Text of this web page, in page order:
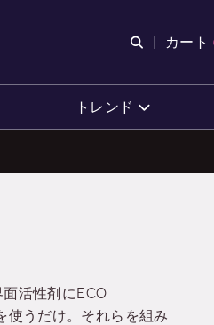
検索を開
カート
トレンド
活性剤にECO
うだけ。それらを組み